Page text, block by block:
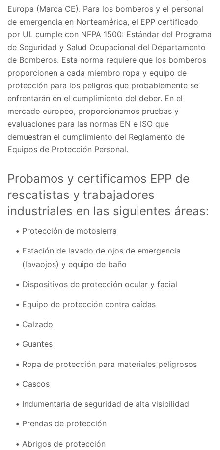
Europa (Marca CE). Para los bomberos y el personal
de emergencia en Norteamérica, el EPP certificado
por UL cumple con NFPA 1500: Estándar del Programa
de Seguridad y Salud Ocupacional del Departamento
de Bomberos. Esta norma requiere que los bomberos
proporcionen a cada miembro ropa y equipo de
protección para los peligros que probablemente se
enfrentarán en el cumplimiento del deber. En el
mercado europeo, proporcionamos pruebas y
evaluaciones para las normas EN e ISO que
demuestran el cumplimiento del Reglamento de
Equipos de Protección Personal.
Probamos y certificamos EPP de
rescatistas y trabajadores
industriales en las siguientes áreas:
Protección de motosierra
Estación de lavado de ojos de emergencia
(lavaojos) y equipo de baño
Dispositivos de protección ocular y facial
Equipo de protección contra caídas
Calzado
Guantes
Ropa de protección para materiales peligrosos
Cascos
Indumentaria de seguridad de alta visibilidad
Prendas de protección
Abrigos de protección